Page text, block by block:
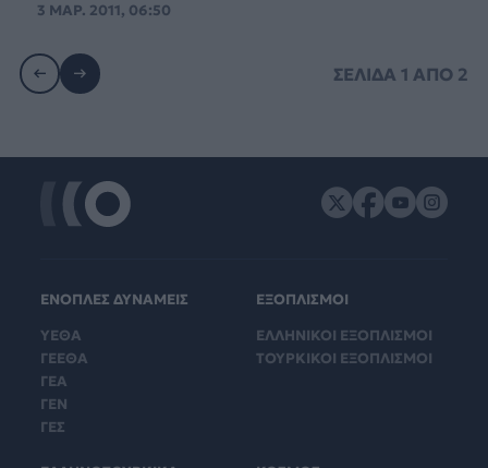
3 ΜΑΡ. 2011, 06:50
ΣΕΛΙΔΑ1 ΑΠΟ 2
ΕΝΟΠΛΕΣ ΔΥΝΑΜΕΙΣ
ΥΕΘΑ
ΓΕΕΘΑ
ΓΕΑ
ΓΕΝ
ΓΕΣ
ΕΞΟΠΛΙΣΜΟΙ
ΕΛΛΗΝΙΚΟΙ ΕΞΟΠΛΙΣΜΟΙ
ΤΟΥΡΚΙΚΟΙ ΕΞΟΠΛΙΣΜΟΙ